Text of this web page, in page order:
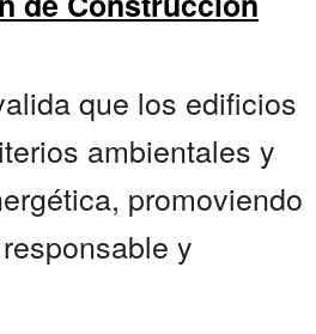
que los edificios
ambientales y
promoviendo
y